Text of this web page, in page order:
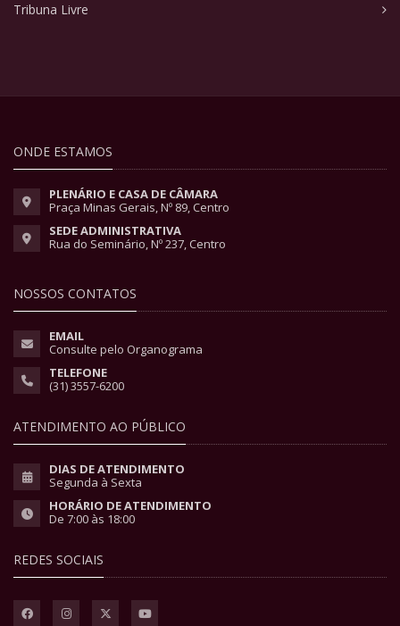
Tribuna Livre
ONDE ESTAMOS
PLENÁRIO E CASA DE CÂMARA
Praça Minas Gerais, Nº 89, Centro
SEDE ADMINISTRATIVA
Rua do Seminário, Nº 237, Centro
NOSSOS CONTATOS
EMAIL
Consulte pelo Organograma
TELEFONE
(31) 3557-6200
ATENDIMENTO AO PÚBLICO
DIAS DE ATENDIMENTO
Segunda à Sexta
HORÁRIO DE ATENDIMENTO
De 7:00 às 18:00
REDES SOCIAIS